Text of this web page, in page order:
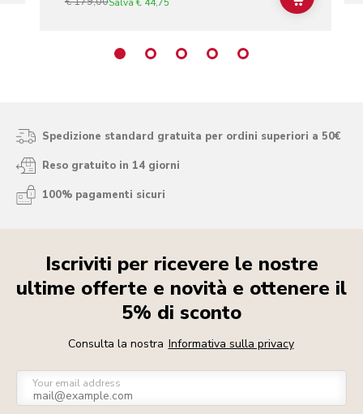
Spedizione standard gratuita per ordini superiori a 50€
Reso gratuito in 14 giorni
100% pagamenti sicuri
Iscriviti per ricevere le nostre
ultime offerte e novità e ottenere il
5% di sconto
Consulta la nostra Informativa sulla privacy
Your email address